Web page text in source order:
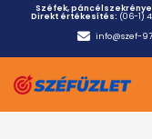
Széfek,
Direkt értékesítés: (06-1)
info@szef-